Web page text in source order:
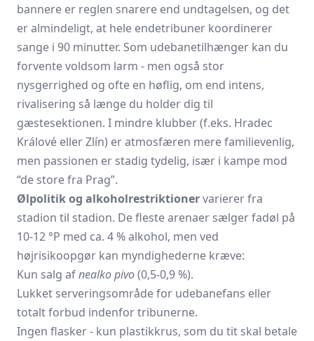
bannere er reglen snarere end undtagelsen, og det
er almindeligt, at hele endetribuner koordinerer
sange i 90 minutter. Som udebanetilhænger kan du
forvente voldsom larm - men også stor
nysgerrighed og ofte en høflig, om end intens,
rivalisering så længe du holder dig til
gæstesektionen. I mindre klubber (f.eks. Hradec
Králové eller Zlín) er atmosfæren mere familievenlig,
men passionen er stadig tydelig, især i kampe mod
“de store fra Prag”.
Ølpolitik og alkohol­restriktionervarierer fra
stadion til stadion. De fleste arenaer sælger fadøl på
10-12 °P med ca. 4 % alkohol, men ved
højrisikoopgør kan myndighederne kræve:
Kun salg afnealko pivo(0,5-0,9 %).
Lukket serveringsområde for udebanefans eller
totalt forbud indenfor tribunerne.
Ingen flasker - kun plastikkrus, som du tit skal betale